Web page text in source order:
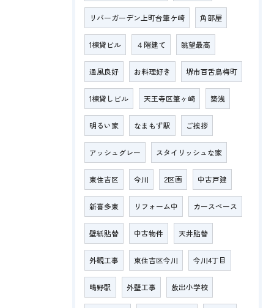
リバーガーデン上町台筆ケ崎 角部屋
1棟貸ビル ４階建て 眺望最高
通風良好 お料理好き 堺市百舌鳥梅町
1棟貸しビル 天王寺区筆ヶ崎 築浅
明るい家 なまもず駅 ご挨拶
アッシュグレー スタイリッシュな家
東住吉区 今川 2区画 中古戸建
新喜多東 リフォーム中 カースペース
壁紙貼替 中古物件 天井貼替
外観工事 東住吉区今川 今川4丁目
鴫野駅 外壁工事 放出小学校